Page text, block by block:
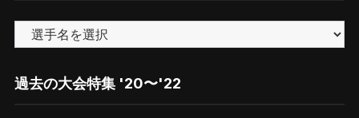
す
過去の大会特集 '20〜'22